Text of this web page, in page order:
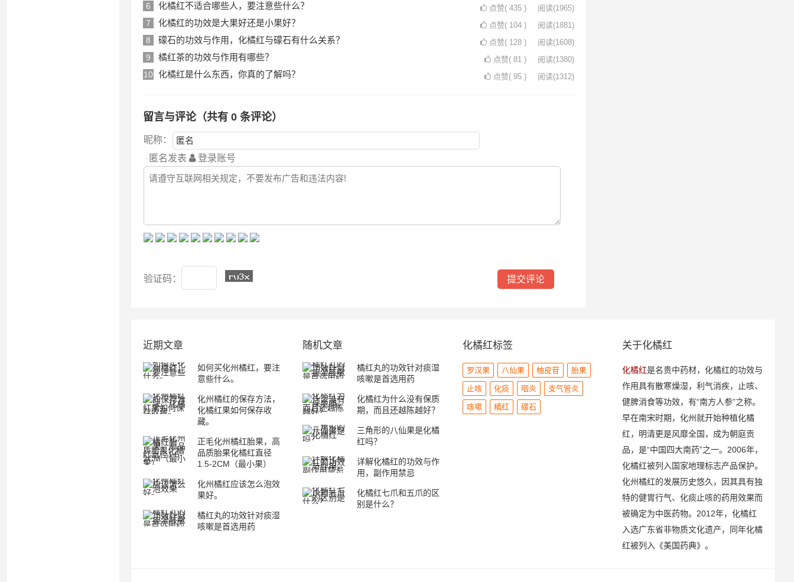
6 化橘红不适合哪些人，要注意些什么？ 点赞( 435 ) 阅读(1965)
7 化橘红的功效是大果好还是小果好？ 点赞( 104 ) 阅读(1881)
8 礞石的功效与作用，化橘红与礞石有什么关系？ 点赞( 128 ) 阅读(1608)
9 橘红茶的功效与作用有哪些？ 点赞( 81 ) 阅读(1380)
10 化橘红是什么东西，你真的了解吗？ 点赞( 95 ) 阅读(1312)
留言与评论（共有 0 条评论）
昵称：
匿名发表
登录账号
验证码：
近期文章
如何买化州橘红，要注
意些什么。
化州橘红的保存方法，
化橘红果如何保存收
藏。
正毛化州橘红胎果，高
品质胎果化橘红直径
1.5-2CM（最小果）
化州橘红应该怎么泡效
果好。
橘红丸的功效针对痰湿
咳嗽是首选用药
随机文章
橘红丸的功效针对痰湿
咳嗽是首选用药
化橘红为什么没有保质
期，而且还越陈越好？
三角形的八仙果是化橘
红吗？
详解化橘红的功效与作
用，副作用禁忌
化橘红七爪和五爪的区
别是什么？
化橘红标签
罗汉果 八仙果 柚皮苷 胎果
止咳 化痰 咽炎 支气管炎
咳嗽 橘红 礞石
关于化橘红
化橘红是名贵中药材，化橘红的功效与
作用具有散寒燥湿，利气消疾，止咳、
健脾消食等功效，有“南方人参”之称。
早在南宋时期，化州就开始种植化橘
红，明清更是风靡全国，成为朝庭贡
品，是“中国四大南药”之一。2006年，
化橘红被列入国家地理标志产品保护。
化州橘红的发展历史悠久，因其具有独
特的健胃行气、化痰止咳的药用效果而
被确定为中医药物。2012年，化橘红
入选广东省非物质文化遗产，同年化橘
红被列入《美国药典》。